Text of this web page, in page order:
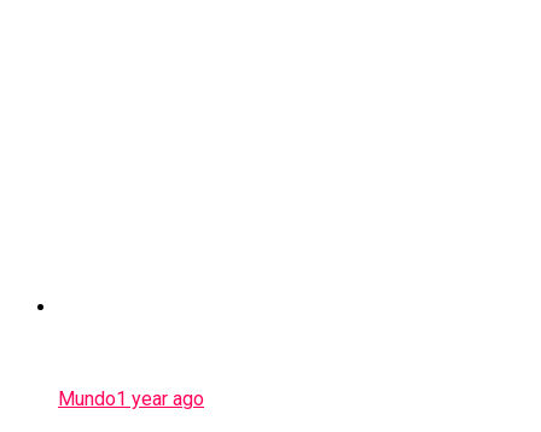
Mundo1 year ago